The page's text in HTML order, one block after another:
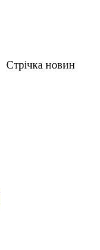
Стрічка новин